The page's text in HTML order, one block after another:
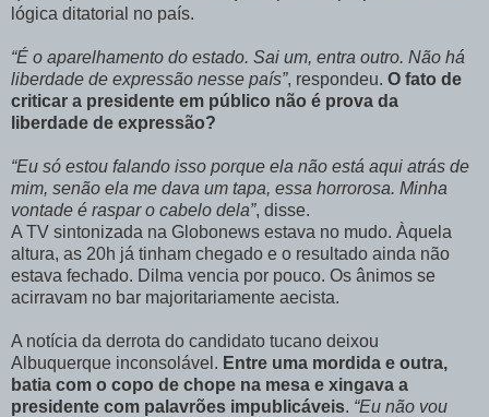
lógica ditatorial no país.
“É o aparelhamento do estado. Sai um, entra outro. Não há
liberdade de expressão nesse país”, respondeu. O fato de
criticar a presidente em público não é prova da
liberdade de expressão?
“Eu só estou falando isso porque ela não está aqui atrás de
mim, senão ela me dava um tapa, essa horrorosa. Minha
vontade é raspar o cabelo dela”, disse.
A TV sintonizada na Globonews estava no mudo. Àquela
altura, as 20h já tinham chegado e o resultado ainda não
estava fechado. Dilma vencia por pouco. Os ânimos se
acirravam no bar majoritariamente aecista.
A notícia da derrota do candidato tucano deixou
Albuquerque inconsolável. Entre uma mordida e outra,
batia com o copo de chope na mesa e xingava a
presidente com palavrões impublicáveis. “Eu não vou